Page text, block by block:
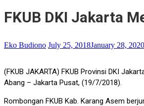
FKUB DKI Jakarta
Eko Budiono July 25, 2018January 28, 2020
(FKUB JAKARTA) FKUB Provinsi DKI
Abang – Jakarta Pusat, (19/7/2018).
Rombongan FKUB Kab. Karang Asem